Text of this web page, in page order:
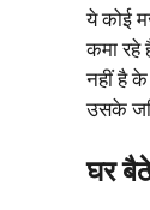
ये कोई
कमा रहे
नहीं है
उसके
घर